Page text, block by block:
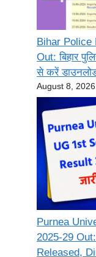
Bihar Police
Out: बिहार
से करें
August 8, 2026
Purnea
2025-29
Released,